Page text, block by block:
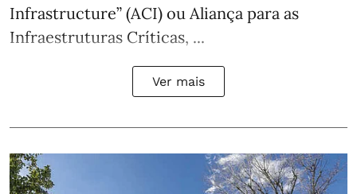
Infrastructure” (ACI) ou Aliança para as
Infraestruturas Críticas, ...
Ver mais